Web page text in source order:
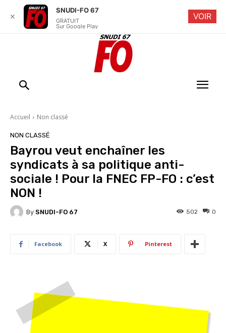
Accueil Non classé
NON CLASSÉ
Bayrou veut enchaîner les
syndicats à sa politique anti-
sociale ! Pour la FNEC FP-FO : c’est
NON !
By SNUDI-FO 67 0
502
Facebook X Pinterest
✕
SNUDI-FO 67
GRATUIT
Sur Google Play
VOIR